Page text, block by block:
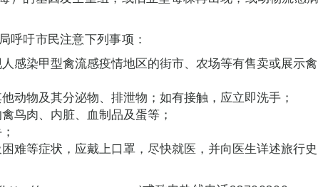
呼吁市民注意下列事项：
感染甲型禽流感疫情地区的街市、农场等有售卖或展示禽
动物及其分泌物、排泄物；如有接触，应立即洗手；
鸟肉、内脏、血制品及蛋等；
难等症状，应戴上口罩，尽快就医，并向医生详述旅行史